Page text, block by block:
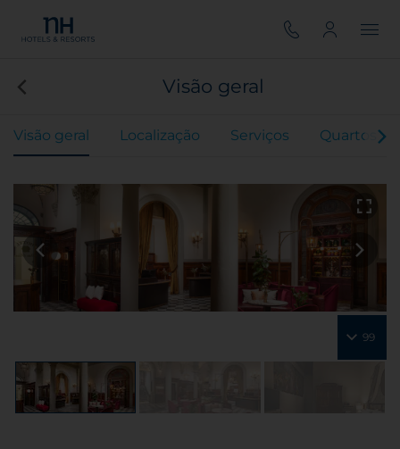
Visão geral
Visão geral Localização Serviços Quartos
99